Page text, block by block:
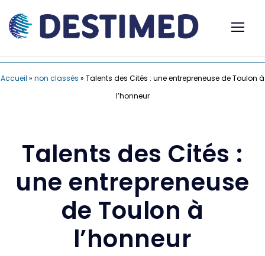
Accueil » non classés » Talents des Cités : une entrepreneuse de Toulon à
l’honneur
Talents des Cités :
une entrepreneuse
de Toulon à
l’honneur